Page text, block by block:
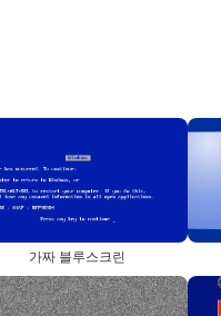
가짜 블루스크린